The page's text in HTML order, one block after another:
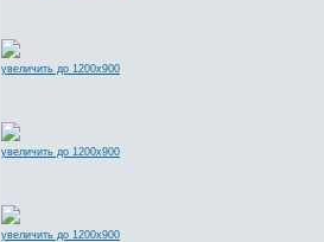
увеличить до 1200x900
увеличить до 1200x900
увеличить до 1200x900